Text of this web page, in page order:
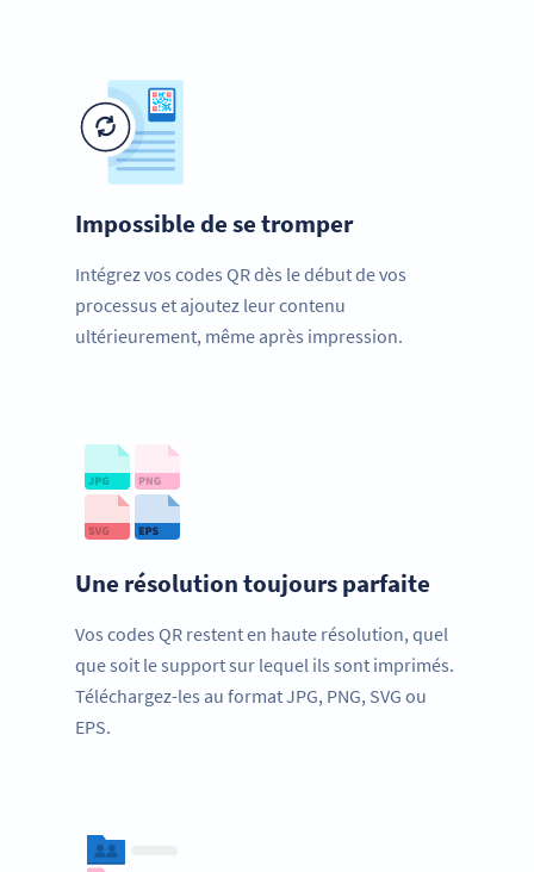
Impossible de se tromper
Intégrez vos codes QR dès le début de vos
processus et ajoutez leur contenu
ultérieurement, même après impression.
Une résolution toujours parfaite
Vos codes QR restent en haute résolution, quel
que soit le support sur lequel ils sont imprimés.
Téléchargez-les au format JPG, PNG, SVG ou
EPS.